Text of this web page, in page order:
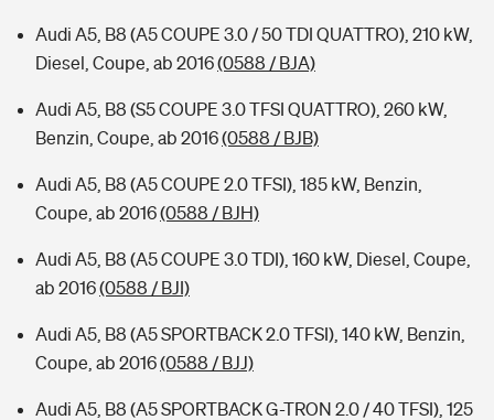
Audi A5, B8 (A5 COUPE 3.0 / 50 TDI QUATTRO), 210 kW,
Diesel, Coupe, ab 2016(0588 / BJA)
Audi A5, B8 (S5 COUPE 3.0 TFSI QUATTRO), 260 kW,
Benzin, Coupe, ab 2016(0588 / BJB)
Audi A5, B8 (A5 COUPE 2.0 TFSI), 185 kW, Benzin,
Coupe, ab 2016(0588 / BJH)
Audi A5, B8 (A5 COUPE 3.0 TDI), 160 kW, Diesel, Coupe,
ab 2016(0588 / BJI)
Audi A5, B8 (A5 SPORTBACK 2.0 TFSI), 140 kW, Benzin,
Coupe, ab 2016(0588 / BJJ)
Audi A5, B8 (A5 SPORTBACK G-TRON 2.0 / 40 TFSI), 125